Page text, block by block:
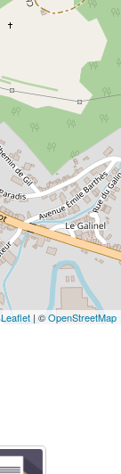
Leaflet | ©OpenStreetMap